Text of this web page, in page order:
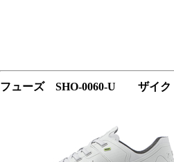
フューズ SHO-0060-U ザイク